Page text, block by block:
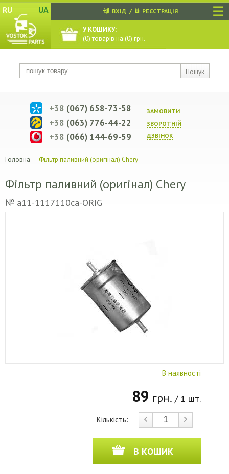
☰
RU UA
Пошук
ВХІД / РЕЄСТРАЦІЯ
У КОШИКУ:
(0) товарів на (0) грн.
ЗАМОВИТИ
ЗВОРОТНIЙ
ДЗВIНОК
+38 (067) 658-73-58
+38 (063) 776-44-22
+38 (066) 144-69-59
Головна – Фільтр паливний (оригінал) Chery
Фільтр паливний (оригінал) Chery
№ a11-1117110ca-ORIG
В наявності
89 грн. / 1 шт.
Кількість:
В КОШИК